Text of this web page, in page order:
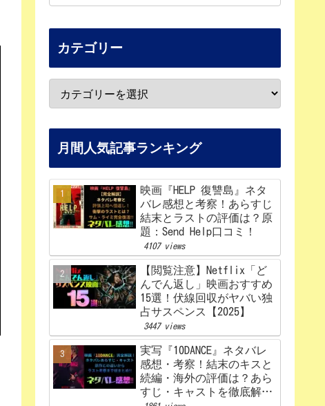
カテゴリー
月間人気記事ランキング
映画『HELP 復讐島』ネタ
バレ感想と考察！あらすじ
結末とラストの評価は？原
題：Send Help口コミ！
4107 views
【閲覧注意】Netflix「ど
んでん返し」映画おすすめ
15選！伏線回収がヤバい独
占サスペンス【2025】
3447 views
実写『10DANCE』ネタバレ
感想・考察！結末のキスと
続編・海外の評価は？あら
すじ・キャストを徹底解